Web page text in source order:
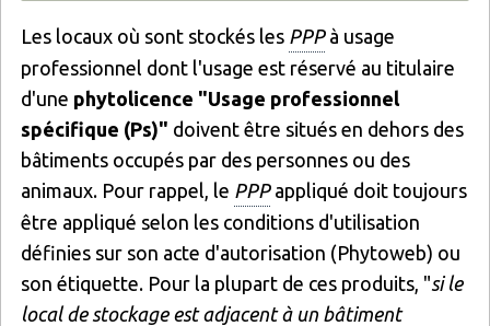
Les locaux où sont stockés les PPPà usage
professionnel dont l'usage est réservé au titulaire
d'une phytolicence "Usage professionnel
spécifique (Ps)" doivent être situés en dehors des
bâtiments occupés par des personnes ou des
animaux. Pour rappel, le PPPappliqué doit toujours
être appliqué selon les conditions d'utilisation
définies sur son acte d'autorisation (Phytoweb) ou
son étiquette. Pour la plupart de ces produits, "si le
local de stockage est adjacent à un bâtiment